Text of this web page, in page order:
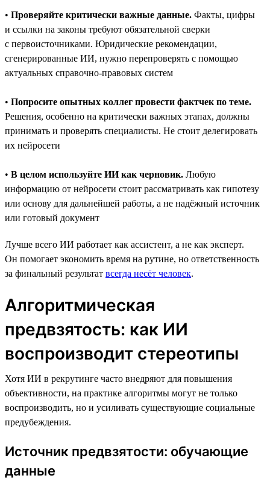
• Проверяйте критически важные данные. Факты, цифры
и ссылки на законы требуют обязательной сверки
с первоисточниками. Юридические рекомендации,
сгенерированные ИИ, нужно перепроверять с помощью
актуальных справочно-правовых систем
• Попросите опытных коллег провести фактчек по теме.
Решения, особенно на критически важных этапах, должны
принимать и проверять специалисты. Не стоит делегировать
их нейросети
• В целом используйте ИИ как черновик. Любую
информацию от нейросети стоит рассматривать как гипотезу
или основу для дальнейшей работы, а не надёжный источник
или готовый документ
Лучше всего ИИ работает как ассистент, а не как эксперт.
Он помогает экономить время на рутине, но ответственность
за финальный результат всегда несёт человек.
Алгоритмическая
предвзятость: как ИИ
воспроизводит стереотипы
Хотя ИИ в рекрутинге часто внедряют для повышения
объективности, на практике алгоритмы могут не только
воспроизводить, но и усиливать существующие социальные
предубеждения.
Источник предвзятости: обучающие
данные